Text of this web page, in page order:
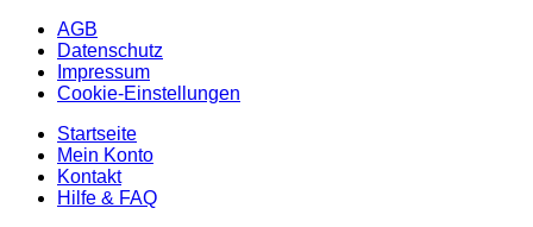
AGB
Datenschutz
Impressum
Cookie-Einstellungen
Startseite
Mein Konto
Kontakt
Hilfe & FAQ